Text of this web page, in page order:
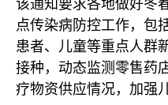
该通知要求各地做好冬
点传染病防控工作，包
患者、儿童等重点人群
接种，动态监测零售药
疗物资供应情况，加强